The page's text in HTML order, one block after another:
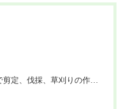
奈良市、生駒市で剪定、伐採、草刈りの作業を頼むなら はなまる造園